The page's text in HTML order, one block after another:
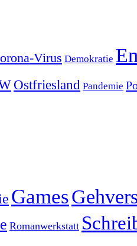
Virus Demokratie
Ostfriesland Pandemie
Games
Romanwerkstatt